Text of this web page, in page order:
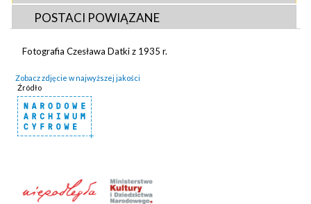
POSTACI POWIĄZANE
Fotografia Czesława Datki z 1935 r.
Zobacz zdjęcie w najwyższej jakości
Źródło